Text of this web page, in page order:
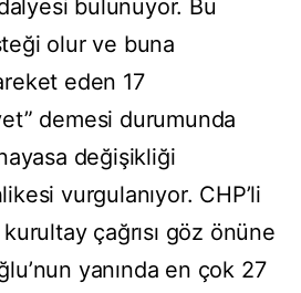
bulunuyor. Bu
olur ve buna
eden 17
demesi durumunda
değişikliği
vurgulanıyor. CHP’li
çağrısı göz önüne
yanında en çok 27